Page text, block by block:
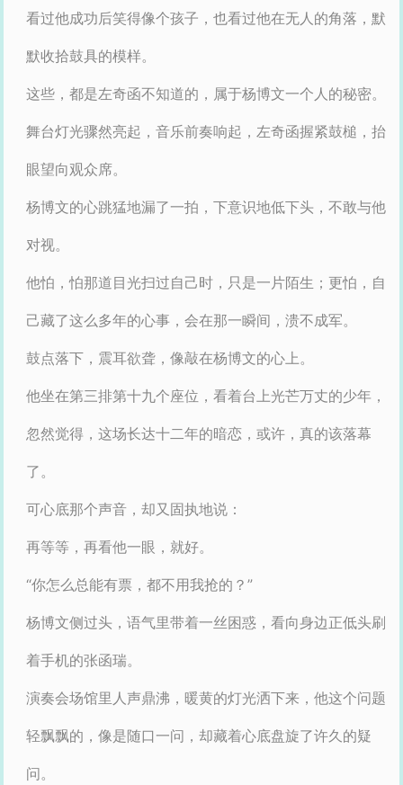
看过他成功后笑得像个孩子，也看过他在无人的角落，默
默收拾鼓具的模样。
这些，都是左奇函不知道的，属于杨博文一个人的秘密。
舞台灯光骤然亮起，音乐前奏响起，左奇函握紧鼓槌，抬
眼望向观众席。
杨博文的心跳猛地漏了一拍，下意识地低下头，不敢与他
对视。
他怕，怕那道目光扫过自己时，只是一片陌生；更怕，自
己藏了这么多年的心事，会在那一瞬间，溃不成军。
鼓点落下，震耳欲聋，像敲在杨博文的心上。
他坐在第三排第十九个座位，看着台上光芒万丈的少年，
忽然觉得，这场长达十二年的暗恋，或许，真的该落幕
了。
可心底那个声音，却又固执地说：
再等等，再看他一眼，就好。
“你怎么总能有票，都不用我抢的？”
杨博文侧过头，语气里带着一丝困惑，看向身边正低头刷
着手机的张函瑞。
演奏会场馆里人声鼎沸，暖黄的灯光洒下来，他这个问题
轻飘飘的，像是随口一问，却藏着心底盘旋了许久的疑
问。